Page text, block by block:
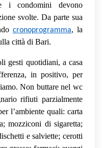
i condomini devono
svolte. Da parte sua
cronoprogramma, la
città di Bari.
gesti quotidiani, a casa
in positivo, per
Non buttare nel wc
rifiuti parzialmente
l’ambiente quali: carta
mozziconi di sigaretta;
e salviette; cerotti